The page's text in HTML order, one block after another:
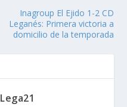
Inagroup El Ejido 1-2 CD
Leganés: Primera victoria a
domicilio de la temporada
Lega21